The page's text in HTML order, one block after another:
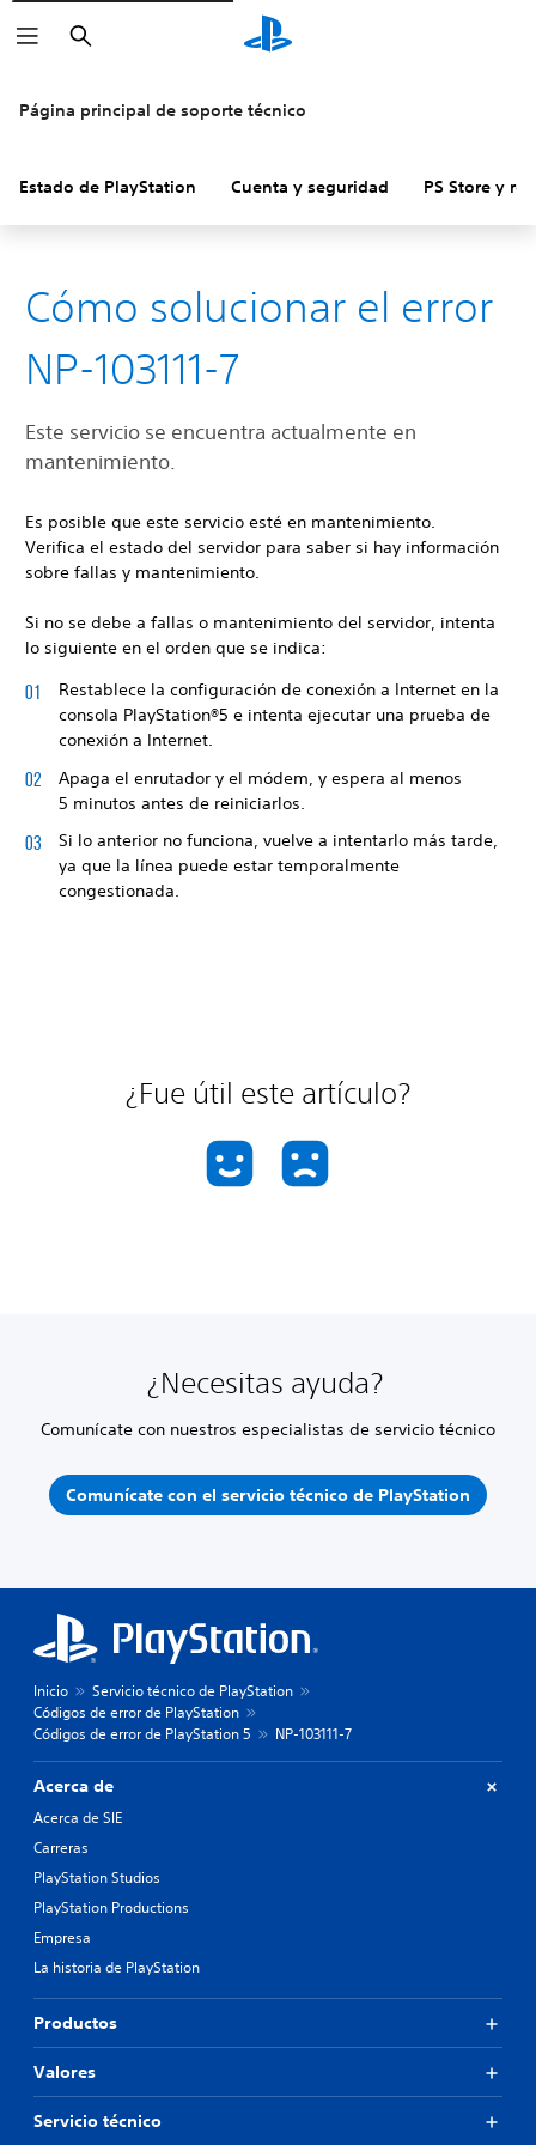
Buscar
Página principal de soporte técnico
Estado de PlayStation Cuenta y seguridad PS Store y
Cómo solucionar el error
NP-103111-7
Este servicio se encuentra actualmente en
mantenimiento.
Es posible que este servicio esté en mantenimiento.
Verifica el estado del servidor para saber si hay información
sobre fallas y mantenimiento.
Si no se debe a fallas o mantenimiento del servidor, intenta
lo siguiente en el orden que se indica:
Restablece la configuración de conexión a Internet en la
consola PlayStation®5 e intenta ejecutar una prueba de
conexión a Internet.
Apaga el enrutador y el módem, y espera al menos
5 minutos antes de reiniciarlos.
Si lo anterior no funciona, vuelve a intentarlo más tarde,
ya que la línea puede estar temporalmente
congestionada.
¿Fue útil este artículo?
¿Necesitas ayuda?
Comunícate con nuestros especialistas de servicio técnico
Comunícate con el servicio técnico de PlayStation
Inicio
Servicio técnico de PlayStation
Códigos de error de PlayStation
Códigos de error de PlayStation 5
NP-103111-7
Acerca de
Acerca de SIE
Carreras
PlayStation Studios
PlayStation Productions
Empresa
La historia de PlayStation
Productos
Valores
Servicio técnico